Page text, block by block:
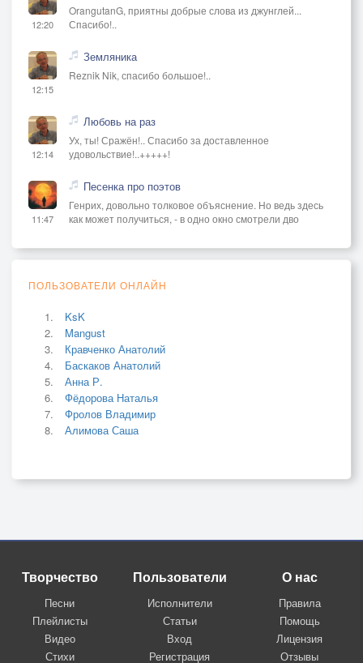
12:20
OrangutanG, приятны добрые слова из джунглей...
Спасибо!..
12:15
Земляника
Reznik Nik, спасибо большое!..
12:14
Любовь на раз
Ух, ты! Сражён!.. Спасибо за доставленное
удовольствие!..+++++!
11:47
Песенка про поэтов
Генрих, довольно толковое объяснение. Но ведь здесь
как может получиться, - в одно окно смотрели дво
ПОЛЬЗОВАТЕЛИ ОНЛАЙН
KsK
Mangust
Кравченко Анатолий
Баскаков Анатолий
Анна Р.
Фёдорова Наталья
Фролов Владимир
Алимова Саша
Творчество
Песни
Плейлисты
Видео
Стихи
Пользователи
Исполнители
Статьи
Вход
Регистрация
О нас
Правила
Помощь
Лицензия
Отзывы